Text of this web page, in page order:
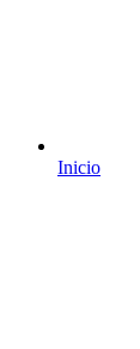
Inicio